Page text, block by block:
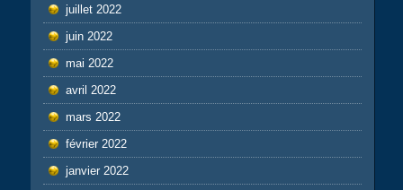
juillet 2022
juin 2022
mai 2022
avril 2022
mars 2022
février 2022
janvier 2022